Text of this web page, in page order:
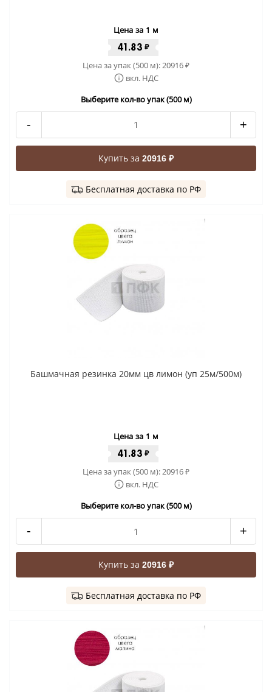
Цена за 1 м
41.83 ₽
Цена за упак (500 м):20916₽
вкл. НДС
Выберите кол-во упак (500 м)
- +
Купить за 20916 ₽
Бесплатная доставка по РФ
Башмачная резинка 20мм цв лимон (уп 25м/500м)
Цена за 1 м
41.83 ₽
Цена за упак (500 м):20916₽
вкл. НДС
Выберите кол-во упак (500 м)
- +
Купить за 20916 ₽
Бесплатная доставка по РФ